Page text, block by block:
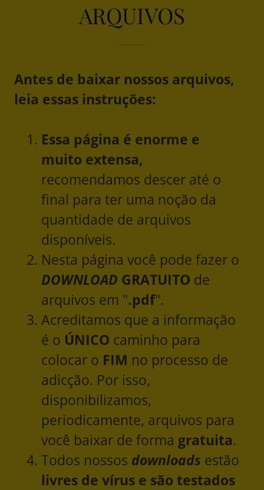
ARQUIVOS
Antes de baixar nossos arquivos,
leia essas instruções:
Essa página é enorme e
muito extensa,
recomendamos descer até o
final para ter uma noção da
quantidade de arquivos
disponíveis.
Nesta página você pode fazer o
DOWNLOAD GRATUITO de
arquivos em ".pdf".
Acreditamos que a informação
é o ÚNICO caminho para
colocar o FIM no processo de
adicção. Por isso,
disponibilizamos,
periodicamente, arquivos para
você baixar de forma gratuita.
Todos nossos downloads estão
livres de vírus e são testados